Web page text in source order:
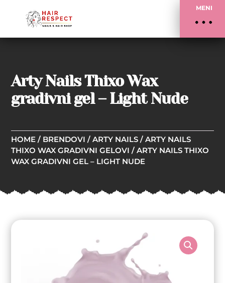
MENI
Arty Nails Thixo Wax
gradivni gel – Light Nude
HOME / BRENDOVI /ARTY NAILS /ARTY NAILS
THIXO WAX GRADIVNI GELOVI / ARTY NAILS THIXO
WAX GRADIVNI GEL – LIGHT NUDE